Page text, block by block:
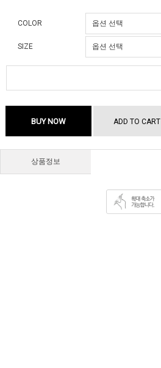
COLOR
SIZE
BUY NOW ADD TO CART
상품정보